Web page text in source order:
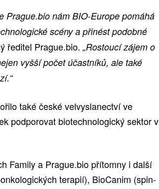
Prague.bio nám BIO-Europe pomáhá
scény a přinést podobné
ředitel Prague.bio. „Rostoucí zájem o
vyšší počet účastníků, ale také
také české velvyslanectví ve
podporovat biotechnologický sektor v
Family a Prague.bio přítomny i další
terapií), BioCanim (spin-